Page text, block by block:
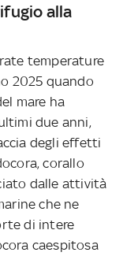
alla
temperature
2025 quando
mare ha
due anni,
degli effetti
corallo
dalle attività
che ne
di intere
caespitosa